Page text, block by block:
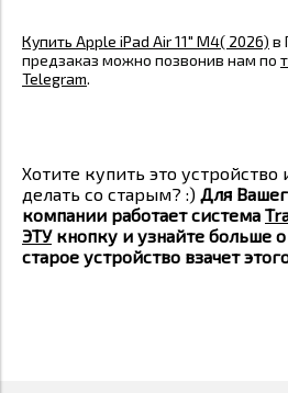
Купить Apple iPad Air 11" M4( 2026) в
предзаказ можно позвонив нам по
Telegram.
Хотите купить это устройство
делать со старым? :) Для
компании работает система
ЭТУкнопку и узнайте больше
старое устройство взачет